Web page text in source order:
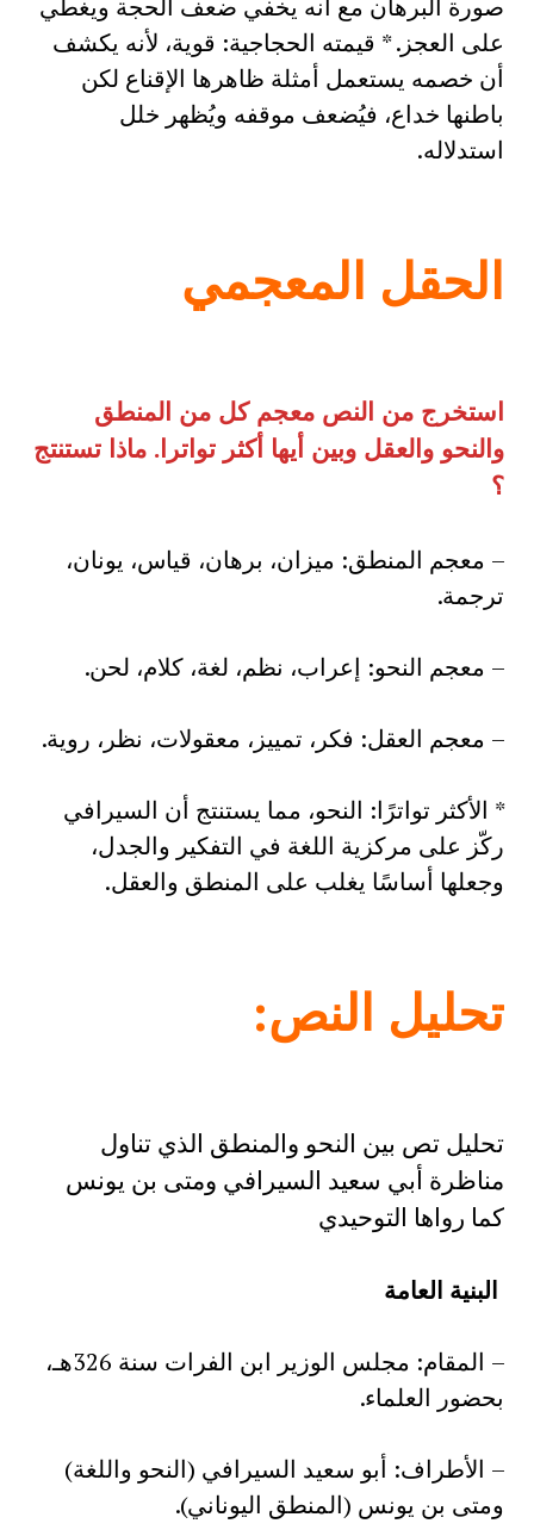
صورة البرهان مع أنه يخفي ضعف الحجة ويغطي
على العجز. * قيمته الحجاجية: قوية، لأنه يكشف
أن خصمه يستعمل أمثلة ظاهرها الإقناع لكن
باطنها خداع، فيُضعف موقفه ويُظهر خلل
استدلاله.
الحقل المعجمي
استخرج من النص معجم كل من المنطق
والنحو والعقل وبين أيها أكثر تواترا. ماذا تستنتج
؟
– معجم المنطق: ميزان، برهان، قياس، يونان،
ترجمة.
– معجم النحو: إعراب، نظم، لغة، كلام، لحن.
– معجم العقل: فكر، تمييز، معقولات، نظر، روية.
* الأكثر تواترًا: النحو، مما يستنتج أن السيرافي
ركّز على مركزية اللغة في التفكير والجدل،
وجعلها أساسًا يغلب على المنطق والعقل.
تحليل النص:
تحليل تص بين النحو والمنطق الذي تناول
مناظرة أبي سعيد السيرافي ومتى بن يونس
كما رواها التوحيدي
البنية العامة
– المقام: مجلس الوزير ابن الفرات سنة 326هـ،
بحضور العلماء.
– الأطراف: أبو سعيد السيرافي (النحو واللغة)
ومتى بن يونس (المنطق اليوناني).